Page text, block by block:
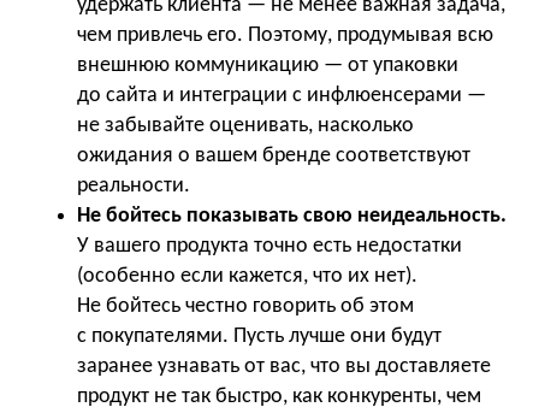
удержать клиента — не менее важная задача,
чем привлечь его. Поэтому, продумывая всю
внешнюю коммуникацию — от упаковки
до сайта и интеграции с инфлюенсерами —
не забывайте оценивать, насколько
ожидания о вашем бренде соответствуют
реальности.
Не бойтесь показывать свою неидеальность.
У вашего продукта точно есть недостатки
(особенно если кажется, что их нет).
Не бойтесь честно говорить об этом
с покупателями. Пусть лучше они будут
заранее узнавать от вас, что вы доставляете
продукт не так быстро, как конкуренты, чем